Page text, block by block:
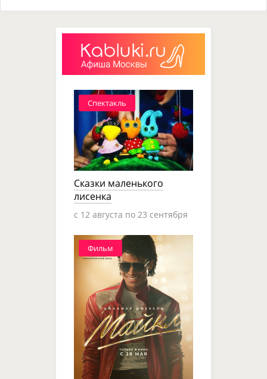
Спектакль
Сказки маленького
лисенка
c 12 августа по 23 сентября
Фильм